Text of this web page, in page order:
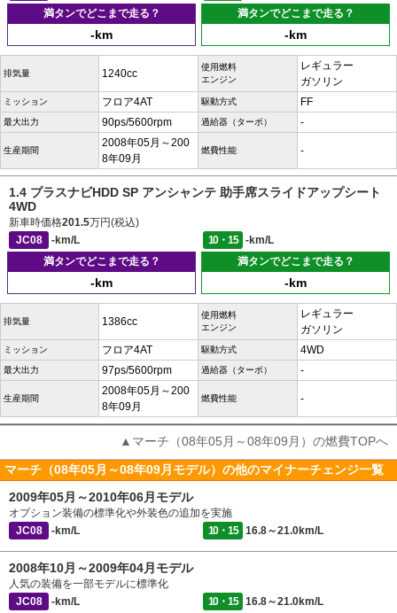
満タンでどこまで走る？
-km
満タンでどこまで走る？
-km
排気量 1240cc
使用燃料
エンジン
レギュラー
ガソリン
ミッション フロア4AT 駆動方式 FF
最大出力 90ps/5600rpm 過給器（ターボ） -
生産期間
2008年05月～200
8年09月
燃費性能 -
1.4 プラスナビHDD SP アンシャンテ 助手席スライドアップシート
4WD
新車時価格201.5万円(税込)
JC08
-km/L 10・15
-km/L
満タンでどこまで走る？
-km
満タンでどこまで走る？
-km
排気量 1386cc
使用燃料
エンジン
レギュラー
ガソリン
ミッション フロア4AT 駆動方式 4WD
最大出力 97ps/5600rpm 過給器（ターボ） -
生産期間
2008年05月～200
8年09月
燃費性能 -
▲マーチ（08年05月～08年09月）の燃費TOPへ
マーチ（08年05月～08年09月モデル）の他のマイナーチェンジ一覧
2009年05月～2010年06月モデル
オプション装備の標準化や外装色の追加を実施
JC08
-km/L 10・15 16.8～21.0km/L
2008年10月～2009年04月モデル
人気の装備を一部モデルに標準化
JC08
-km/L 10・15 16.8～21.0km/L